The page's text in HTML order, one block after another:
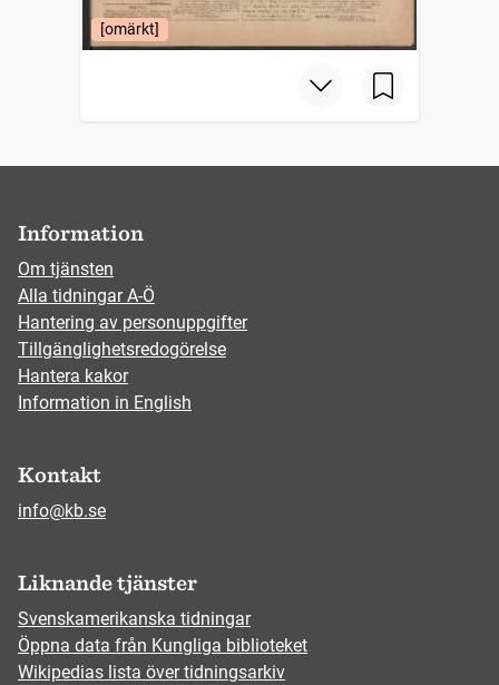
[omärkt]
Information
Om tjänsten
Alla tidningar A-Ö
Hantering av personuppgifter
Tillgänglighetsredogörelse
Hantera kakor
Information in English
Kontakt
info@kb.se
Liknande tjänster
Svenskamerikanska tidningar
Öppna data från Kungliga biblioteket
Wikipedias lista över tidningsarkiv